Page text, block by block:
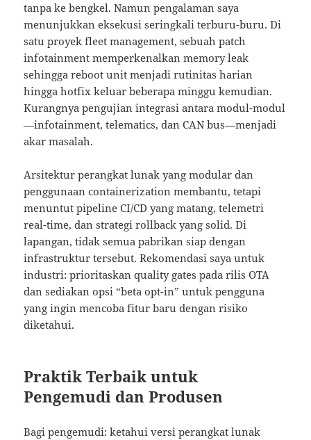
tanpa ke bengkel. Namun pengalaman saya
menunjukkan eksekusi seringkali terburu-buru. Di
satu proyek fleet management, sebuah patch
infotainment memperkenalkan memory leak
sehingga reboot unit menjadi rutinitas harian
hingga hotfix keluar beberapa minggu kemudian.
Kurangnya pengujian integrasi antara modul-modul
—infotainment, telematics, dan CAN bus—menjadi
akar masalah.
Arsitektur perangkat lunak yang modular dan
penggunaan containerization membantu, tetapi
menuntut pipeline CI/CD yang matang, telemetri
real-time, dan strategi rollback yang solid. Di
lapangan, tidak semua pabrikan siap dengan
infrastruktur tersebut. Rekomendasi saya untuk
industri: prioritaskan quality gates pada rilis OTA
dan sediakan opsi “beta opt-in” untuk pengguna
yang ingin mencoba fitur baru dengan risiko
diketahui.
Praktik Terbaik untuk
Pengemudi dan Produsen
Bagi pengemudi: ketahui versi perangkat lunak